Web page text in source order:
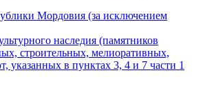
Мордовия (за исключением
наследия (памятников
строительных, мелиоративных,
указанных в пунктах 3, 4 и 7 части 1